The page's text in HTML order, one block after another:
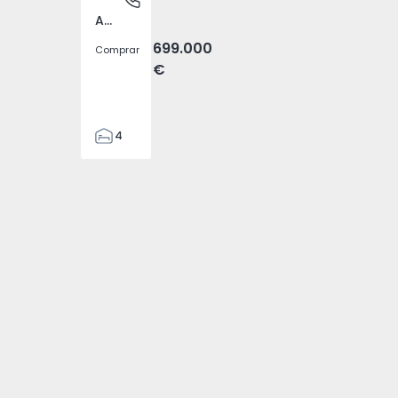
Atalaia e Alto Estanqueiro-Jardia, Setúbal
Comprar
699.000
€
4
- 1